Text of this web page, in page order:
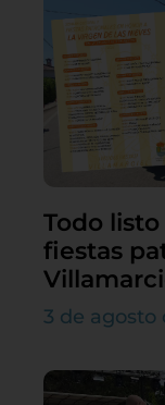
Todo
fiestas
3 de agosto